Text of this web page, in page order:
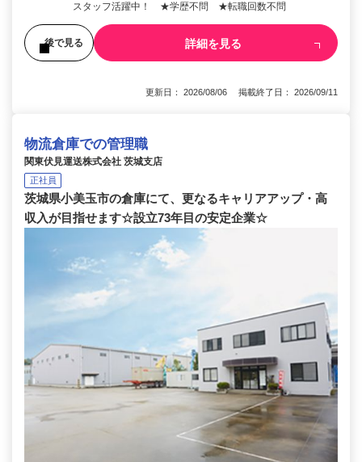
スタッフ活躍中！ ★学歴不問 ★転職回数不問
後で見る 詳細を見る
更新日： 2026/08/06 掲載終了日： 2026/09/11
物流倉庫での管理職
関東伏見運送株式会社 茨城支店
正社員
茨城県小美玉市の倉庫にて、更なるキャリアアップ・高
収入が目指せます☆設立73年目の安定企業☆